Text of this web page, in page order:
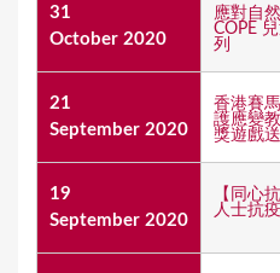
31
October 2020
應對自
COPE
列
21
September 2020
香港賽
護應變
獎遊戲
19
September 2020
【同心
人士抗